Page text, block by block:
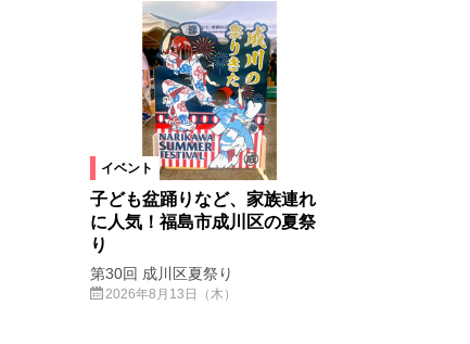
イベント
子ども盆踊りなど、家族連れ
に人気！福島市成川区の夏祭
り
第30回 成川区夏祭り
2026年8月13日（木）